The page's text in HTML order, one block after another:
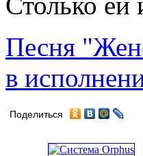
Песня
в
Поделиться